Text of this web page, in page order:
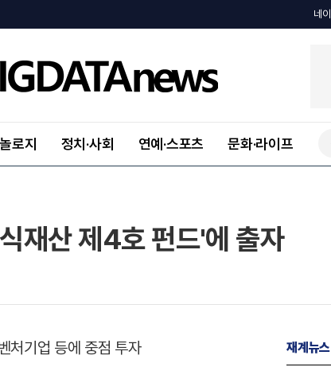
네
로지 정치·사회 연예·스포츠 문화·라이프
재산 제4호 펀드'에 출자
처기업 등에 중점 투자 재계뉴스